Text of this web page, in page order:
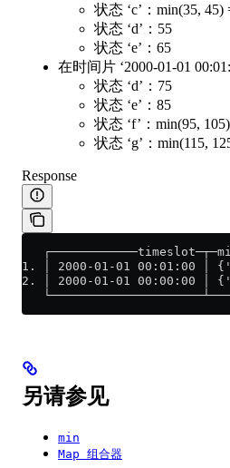
状态 ‘c’：min(35, 45)
状态 ‘d’：55
状态 ‘e’：65
在时间片 ‘2000-01-01
状态 ‘d’：75
状态 ‘e’：85
状态 ‘f’：min(95,
状态 ‘g’：min(115,
Response
1. │ 2000-01-01
2. │ 2000-01-01 00:00:00
另请参见
min
Map 组合器